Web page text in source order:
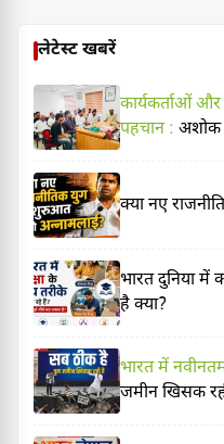
लेटेस्ट खबरें
कार्यकर्ताओं
पहचान : अशोक
क्या नए
भारत दुनिया में
है क्या?
भारत में
जमीन खिसक